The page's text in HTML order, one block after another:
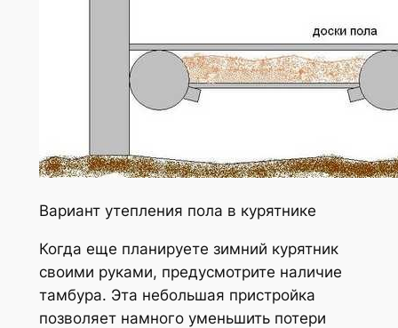
Вариант утепления пола в курятнике
Когда еще планируете зимний курятник
своими руками, предусмотрите наличие
тамбура. Эта небольшая пристройка
позволяет намного уменьшить потери